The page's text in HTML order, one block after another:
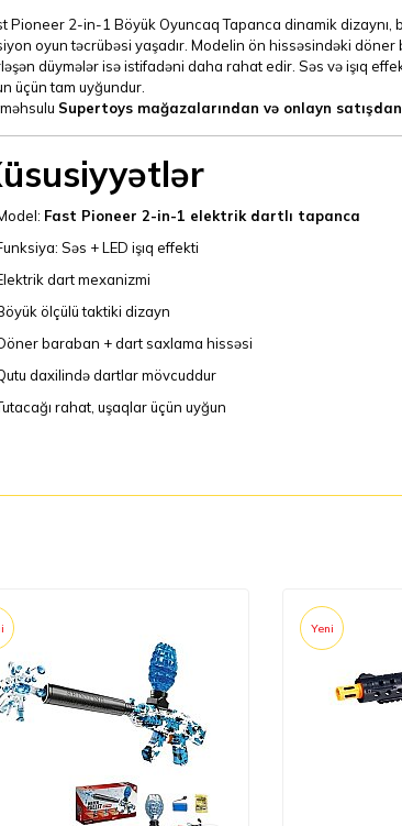
Pioneer 2-in-1 Böyük Oyuncaq Tapanca dinamik dizaynı,
oyun təcrübəsi yaşadır. Modelin ön hissəsindəki
düymələr isə istifadəni daha rahat edir. Səs və işıq
üçün tam uyğundur.
Supertoys mağazalarından və onlayn
Fast Pioneer 2-in-1 elektrik dartlı tapanca
Səs + LED işıq effekti
dart mexanizmi
ölçülü taktiki dizayn
baraban + dart saxlama hissəsi
daxilində dartlar mövcuddur
rahat, uşaqlar üçün uyğun
Yeni